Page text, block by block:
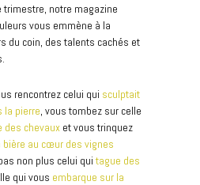
trimestre, notre magazine
vous emmène à la
du coin, des talents cachés et
rencontrez celui qui sculptait
la pierre, vous tombez sur celle
des chevaux et vous trinquez
bière au cœur des vignes
non plus celui quitague des
qui vous embarque sur la